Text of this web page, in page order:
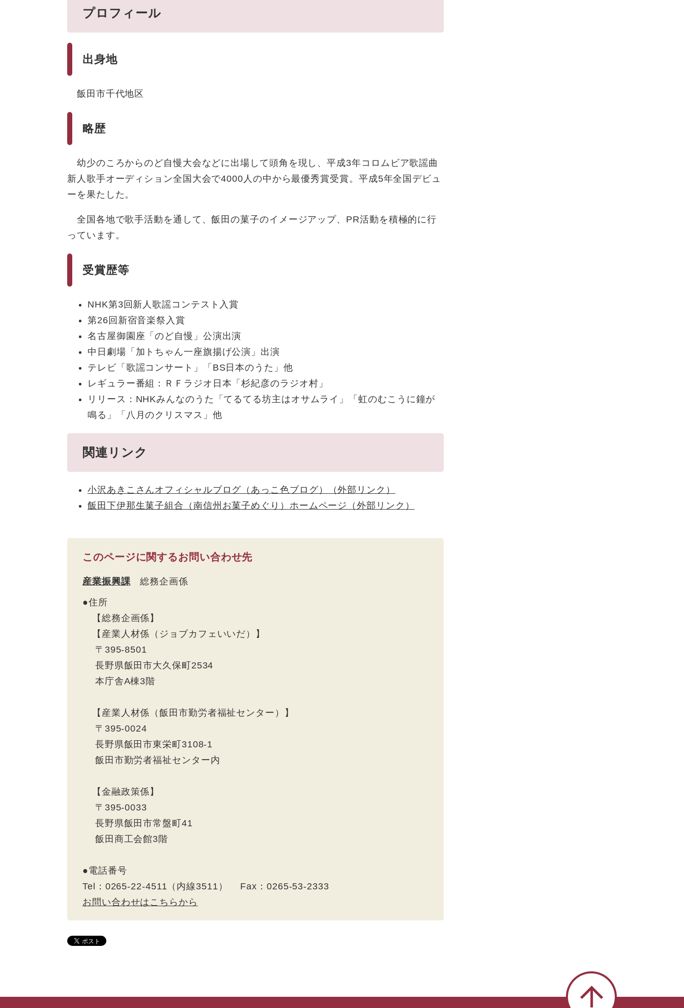
プロフィール
出身地
飯田市千代地区
略歴
幼少のころからのど自慢大会などに出場して頭角を現し、平成3年コロムビア歌謡曲
新人歌手オーディション全国大会で4000人の中から最優秀賞受賞。平成5年全国デビュ
ーを果たした。
全国各地で歌手活動を通して、飯田の菓子のイメージアップ、PR活動を積極的に行
っています。
受賞歴等
NHK第3回新人歌謡コンテスト入賞
第26回新宿音楽祭入賞
名古屋御園座「のど自慢」公演出演
中日劇場「加トちゃん一座旗揚げ公演」出演
テレビ「歌謡コンサート」「BS日本のうた」他
レギュラー番組：ＲＦラジオ日本「杉紀彦のラジオ村」
リリース：NHKみんなのうた「てるてる坊主はオサムライ」「虹のむこうに鐘が
鳴る」「八月のクリスマス」他
関連リンク
小沢あきこさんオフィシャルブログ（あっこ色ブログ）
（外部リンク）
飯田下伊那生菓子組合（南信州お菓子めぐり）ホームページ
（外部リンク）
このページに関するお問い合わせ先
産業振興課総務企画係
●住所
【総務企画係】
【産業人材係（ジョブカフェいいだ）】
〒395-8501
長野県飯田市大久保町2534
本庁舎A棟3階
【産業人材係（飯田市勤労者福祉センター）】
〒395-0024
長野県飯田市東栄町3108-1
飯田市勤労者福祉センター内
【金融政策係】
〒395-0033
長野県飯田市常盤町41
飯田商工会館3階
●電話番号
Tel：0265-22-4511（内線3511） Fax：0265-53-2333
お問い合わせはこちらから